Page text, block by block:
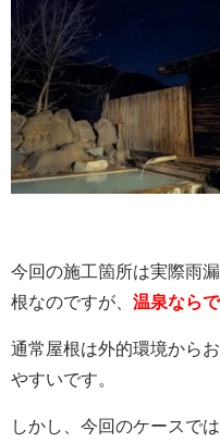
今回の施工箇所は実際雨
根なのですが、 温泉なら
通常屋根は外的環境から
やすいです。
しかし、今回のケースで